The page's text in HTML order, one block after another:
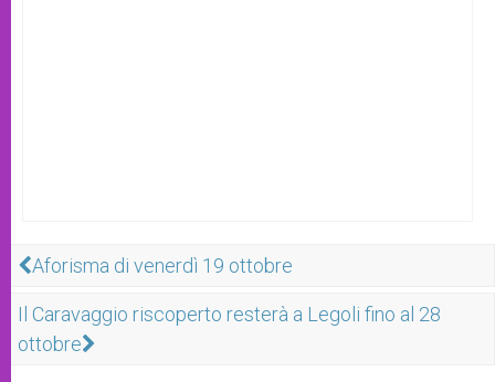
Aforisma di venerdì 19 ottobre
Il Caravaggio riscoperto resterà a Legoli fino al 28
ottobre